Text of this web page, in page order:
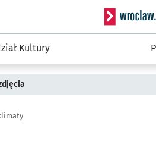
Serwis
Kultury